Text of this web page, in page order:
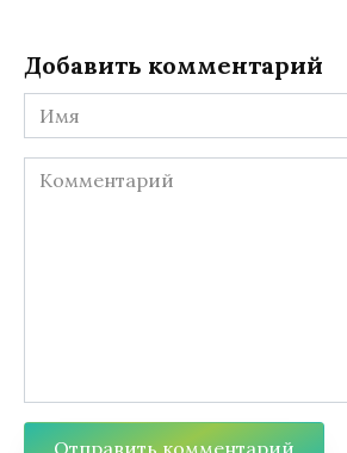
Добавить комментарий
Имя
Комментарий